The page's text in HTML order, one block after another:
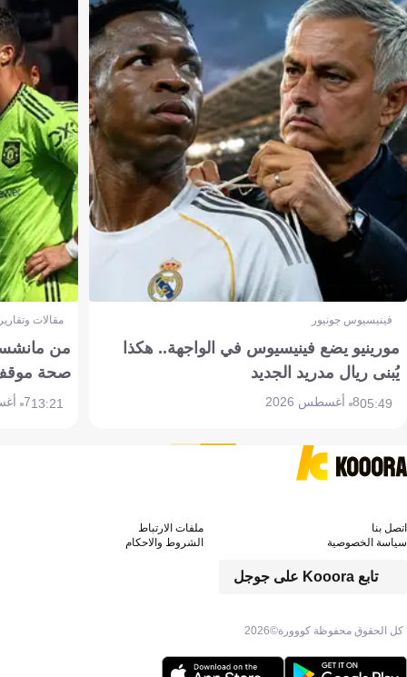
فينيسيوس جونيور
مورينيو يضع فينيسيوس في الواجهة.. هكذا
يُبنى ريال مدريد الجديد
05:498 أغسطس 2026
مقالات
من
صحة موقف
13:217 أغسطس 2026
كل الحقوق محفوظة كووورة©2026
تابع Kooora على جوجل
اتصل بنا
ملفات الارتباط
سياسة الخصوصية
الشروط والاحكام